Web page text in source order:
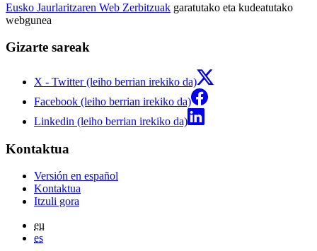
Eusko Jaurlaritzaren Web Zerbitzuak garatutako eta kudeatutako
webgunea
Gizarte sareak
X - Twitter (leiho berrian irekiko da)
Facebook (leiho berrian irekiko da)
Linkedin (leiho berrian irekiko da)
Kontaktua
Versión en español
Kontaktua
Itzuli gora
eu
es